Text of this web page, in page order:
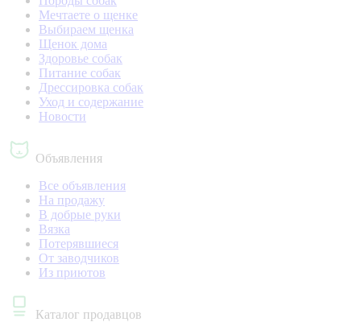
Мечтаете о щенке
Выбираем щенка
Щенок дома
Здоровье собак
Питание собак
Дрессировка собак
Уход и содержание
Новости
Объявления
Все объявления
На продажу
В добрые руки
Вязка
Потерявшиеся
От заводчиков
Из приютов
Каталог продавцов